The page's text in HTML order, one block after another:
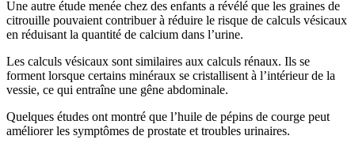
Une autre étude menée chez des enfants a révélé que les graines de
citrouille pouvaient contribuer à réduire le risque de calculs vésicaux
en réduisant la quantité de calcium dans l’urine.
Les calculs vésicaux sont similaires aux calculs rénaux. Ils se
forment lorsque certains minéraux se cristallisent à l’intérieur de la
vessie, ce qui entraîne une gêne abdominale.
Quelques études ont montré que l’huile de pépins de courge peut
améliorer les symptômes de prostate et troubles urinaires.